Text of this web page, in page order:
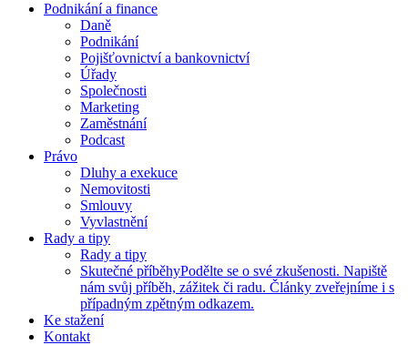
Podnikání a finance
Daně
Podnikání
Pojišťovnictví a bankovnictví
Úřady
Společnosti
Marketing
Zaměstnání
Podcast
Právo
Dluhy a exekuce
Nemovitosti
Smlouvy
Vyvlastnění
Rady a tipy
Rady a tipy
Skutečné příběhyPodělte se o své zkušenosti. Napiště
nám svůj příběh, zážitek či radu. Články zveřejníme i s
případným zpětným odkazem.
Ke stažení
Kontakt